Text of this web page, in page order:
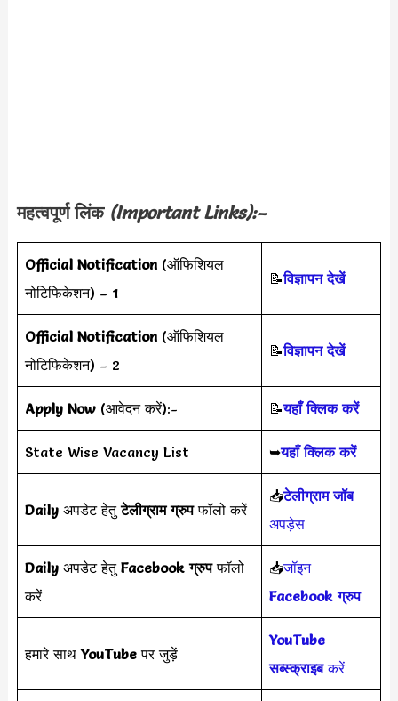
महत्वपूर्ण लिंक (Important Links):–
Official Notification (ऑफिशियल
नोटिफिकेशन) – 1
📝विज्ञापन देखें
Official Notification (ऑफिशियल
नोटिफिकेशन) – 2
📝विज्ञापन देखें
Apply Now(आवेदन करें):- 📝यहाँ क्लिक करें
State Wise Vacancy List ➥यहाँ क्लिक करें
Daily अपडेट हेतुटेलीग्राम ग्रुपफॉलो करें
📥टेलीग्राम जॉब
अपड़ेस
Daily अपडेट हेतुFacebook ग्रुपफॉलो
करें
📥जॉइन
Facebook ग्रुप
हमारे साथYouTubeपर जुड़ें
YouTube
सब्स्क्राइबकरें